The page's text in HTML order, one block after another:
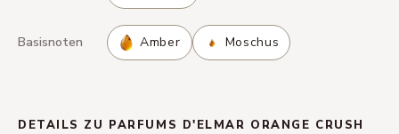
Basisnoten Amber Moschus
DETAILS ZU PARFUMS D'ELMAR ORANGE CRUSH